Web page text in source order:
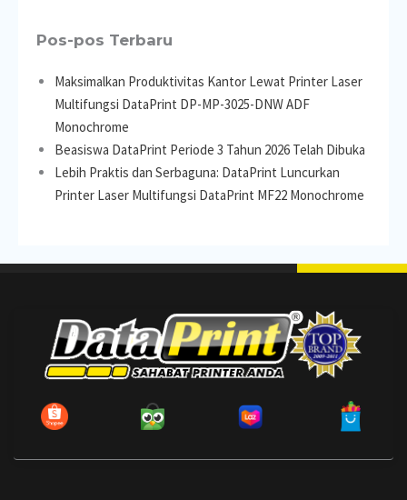
Pos-pos Terbaru
Maksimalkan Produktivitas Kantor Lewat Printer Laser
Multifungsi DataPrint DP-MP-3025-DNW ADF
Monochrome
Beasiswa DataPrint Periode 3 Tahun 2026 Telah Dibuka
Lebih Praktis dan Serbaguna: DataPrint Luncurkan
Printer Laser Multifungsi DataPrint MF22 Monochrome